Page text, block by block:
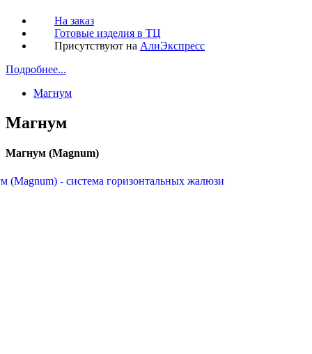
На заказ
Готовые изделия в ТЦ
Присутствуют на АлиЭкспресс
Подробнее...
Магнум
Магнум
Магнум (Magnum)